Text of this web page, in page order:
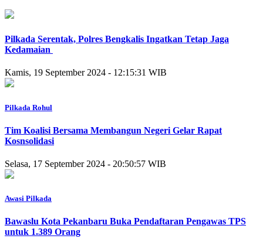
Pilkada Serentak, Polres Bengkalis Ingatkan Tetap Jaga
Kedamaian
Kamis, 19 September 2024 - 12:15:31 WIB
Pilkada Rohul
Tim Koalisi Bersama Membangun Negeri Gelar Rapat
Kosnsolidasi
Selasa, 17 September 2024 - 20:50:57 WIB
Awasi Pilkada
Bawaslu Kota Pekanbaru Buka Pendaftaran Pengawas TPS
untuk 1.389 Orang